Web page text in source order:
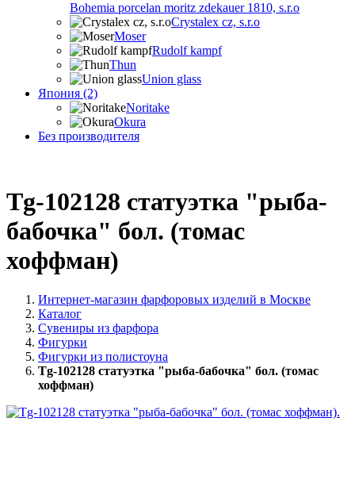
Bohemia porcelan moritz zdekauer 1810, s.r.o
Crystalex cz, s.r.o
Moser
Rudolf kampf
Thun
Union glass
Япония (2)
Noritake
Okura
Без производителя
Tg-102128 статуэтка "рыба-
бабочка" бол. (томас
хоффман)
Интернет-магазин фарфоровых изделий в Москве
Каталог
Сувениры из фарфора
Фигурки
Фигурки из полистоуна
Tg-102128 статуэтка "рыба-бабочка" бол. (томас
хоффман)